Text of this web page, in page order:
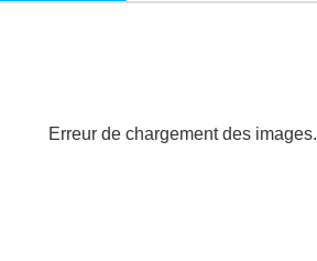
Erreur de chargement des images.